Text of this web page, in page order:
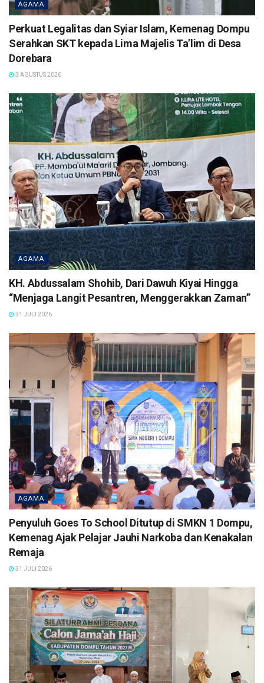
AGAMA
Perkuat Legalitas dan Syiar Islam, Kemenag Dompu
Serahkan SKT kepada Lima Majelis Ta’lim di Desa
Dorebara
3 AGUSTUS 2026
AGAMA
KH. Abdussalam Shohib, Dari Dawuh Kiyai Hingga
“Menjaga Langit Pesantren, Menggerakkan Zaman”
31 JULI 2026
AGAMA
Penyuluh Goes To School Ditutup di SMKN 1 Dompu,
Kemenag Ajak Pelajar Jauhi Narkoba dan Kenakalan
Remaja
31 JULI 2026